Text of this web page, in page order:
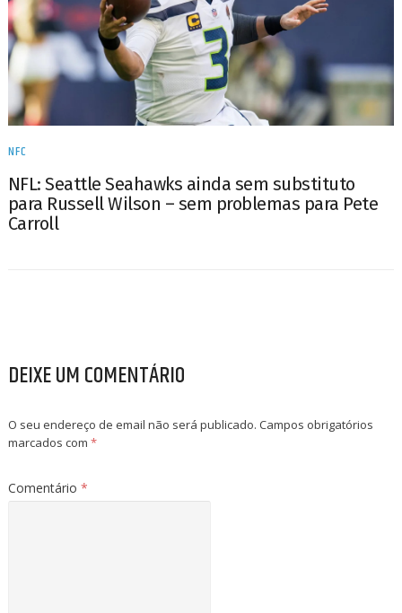
NFC
NFL: Seattle Seahawks ainda sem substituto
para Russell Wilson – sem problemas para Pete
Carroll
DEIXE UM COMENTÁRIO
O seu endereço de email não será publicado. Campos obrigatórios
marcados com *
Comentário *